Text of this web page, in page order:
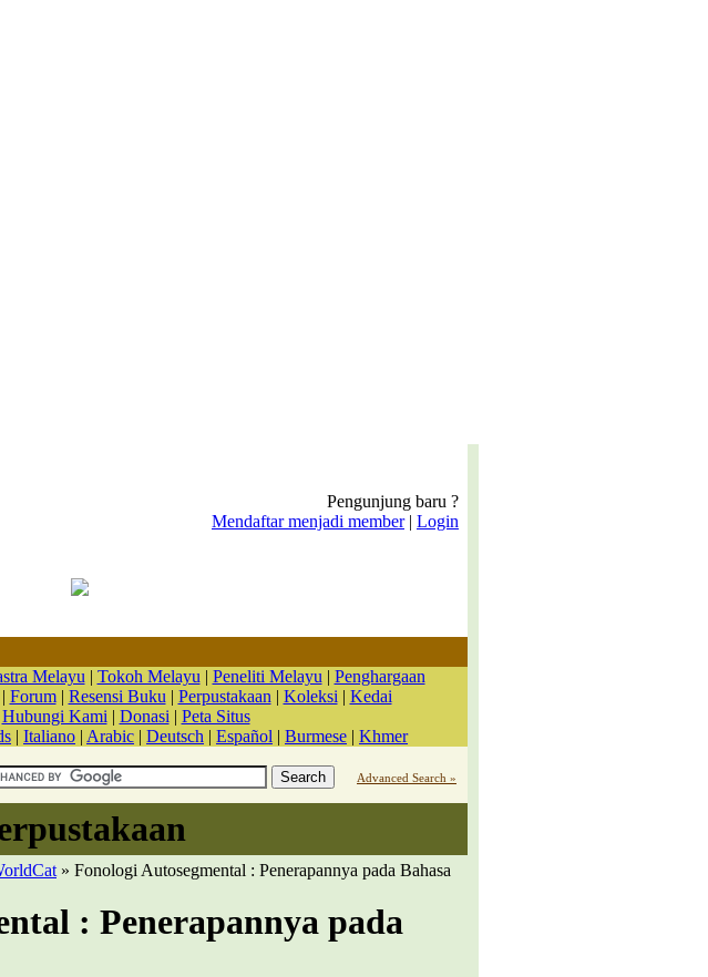
Pengunjung baru ?
Mendaftar menjadi member| Login
Melayu | Tokoh Melayu | Peneliti Melayu | Penghargaan
| Forum| Resensi Buku | Perpustakaan | Koleksi | Kedai
Hubungi Kami | Donasi | Peta Situs
| Italiano | Arabic | Deutsch | Español | Burmese | Khmer
Advanced Search »
» Fonologi Autosegmental : Penerapannya pada Bahasa
: Penerapannya pada